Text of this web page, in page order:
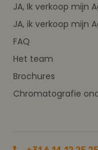
JA, Ik verkoop mijn
JA, ik verkoop mijn
FAQ
Het team
Brochures
Chromatografie